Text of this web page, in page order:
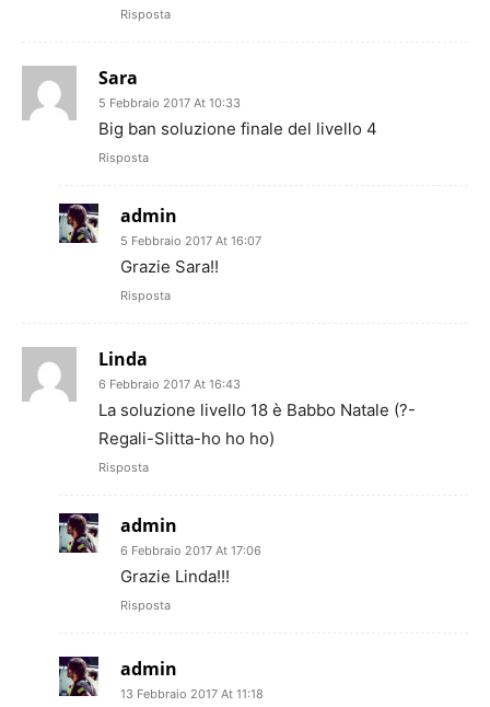
Risposta
Sara
5 Febbraio 2017 At 10:33
Big ban soluzione finale del livello 4
Risposta
admin
5 Febbraio 2017 At 16:07
Grazie Sara!!
Risposta
Linda
6 Febbraio 2017 At 16:43
La soluzione livello 18 è Babbo Natale (?-
Regali-Slitta-ho ho ho)
Risposta
admin
6 Febbraio 2017 At 17:06
Grazie Linda!!!
Risposta
admin
13 Febbraio 2017 At 11:18